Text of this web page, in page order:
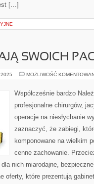
[…]
SWOICH
MOŻLIWOŚĆ
Współcześnie bardzo
profesjonalne chirurgów,
operacje na niesłychanie
zaznaczyć, że zabiegi,
komponowane na wielkim
cenne zachowanie.
nich miarodajne,
oferty, które prezentują